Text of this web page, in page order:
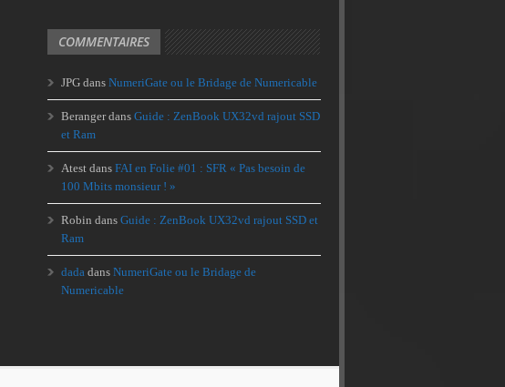
COMMENTAIRES
JPG dans NumeriGate ou le Bridage de Numericable
Berangerdans Guide : ZenBook UX32vd rajout SSD
et Ram
Atest dans FAI en Folie #01 : SFR « Pas besoin de
100 Mbits monsieur ! »
Robin dans Guide : ZenBook UX32vd rajout SSD et
Ram
dada dans NumeriGate ou le Bridage de
Numericable